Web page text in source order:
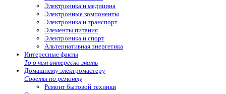
Электроника и медицина
Электронные компоненты
Электроника и транспорт
Элементы питания
Электроника и спорт
Альтернативная энергетика
Интересные факты
То о чем интересно знать
Домашнему электромастеру
Советы по ремонту
Ремонт бытовой техники